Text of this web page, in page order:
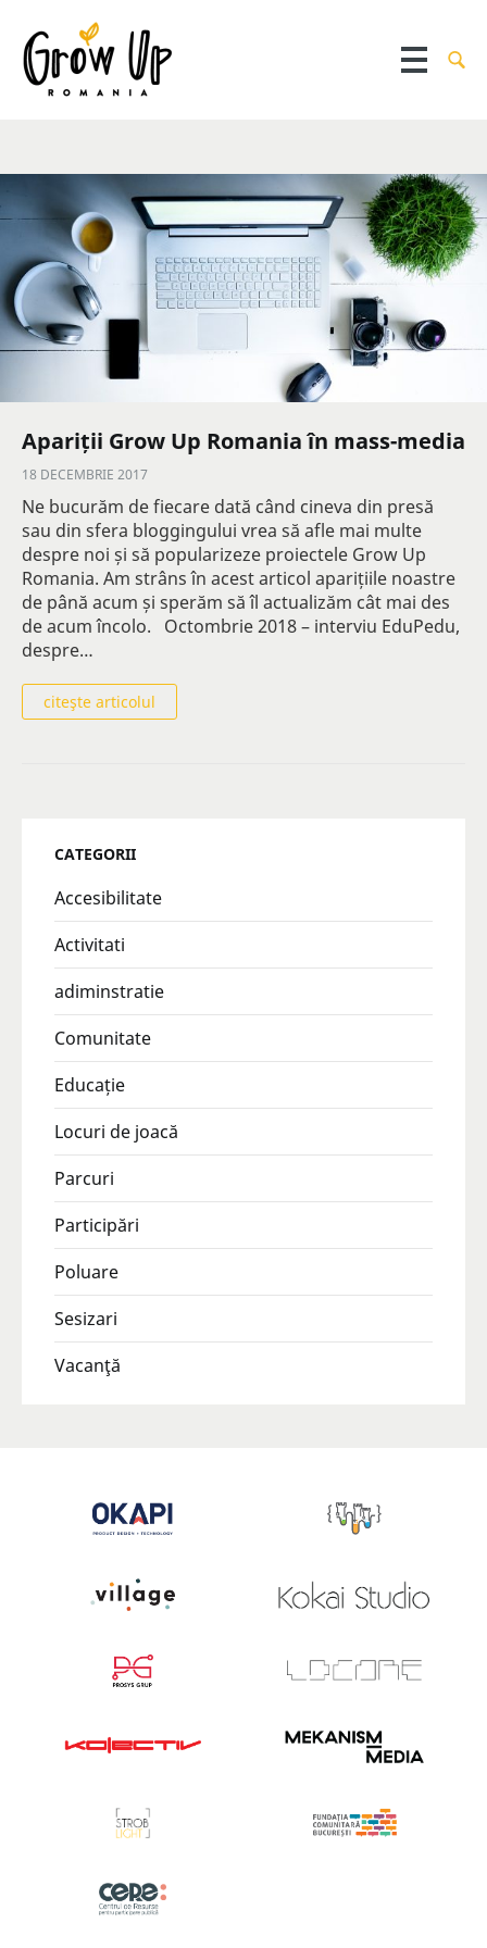
Apariții Grow Up Romania în mass-media
18 DECEMBRIE 2017
Ne bucurăm de fiecare dată când cineva din presă
sau din sfera bloggingului vrea să afle mai multe
despre noi și să popularizeze proiectele Grow Up
Romania. Am strâns în acest articol aparițiile noastre
de până acum și sperăm să îl actualizăm cât mai des
de acum încolo. Octombrie 2018 – interviu EduPedu,
despre…
citeşte articolul
CATEGORII
Accesibilitate
Activitati
adiminstratie
Comunitate
Educație
Locuri de joacă
Parcuri
Participări
Poluare
Sesizari
Vacanţă